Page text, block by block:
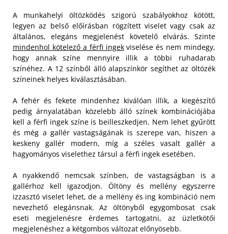
A munkahelyi öltözködés szigorú szabályokhoz kötött,
legyen az belső előírásban rögzített viselet vagy csak az
általános, elegáns megjelenést követelő elvárás. Szinte
mindenhol kötelező a férfi ingekviselése és nem mindegy,
hogy annak színe mennyire illik a többi ruhadarab
színéhez. A 12 színből álló alapszínkör segíthet az öltözék
színeinek helyes kiválasztásában.
A fehér és fekete mindenhez kiválóan illik, a kiegészítő
pedig árnyalatában közelebb álló színek kombinációjába
kell a férfi ingek színe is beilleszkedjen. Nem lehet gyűrött
és még a gallér vastagságának is szerepe van, hiszen a
keskeny gallér modern, míg a széles vasalt gallér a
hagyományos viselethez társul a férfi ingek esetében.
A nyakkendő nemcsak színben, de vastagságban is a
gallérhoz kell igazodjon. Öltöny és mellény egyszerre
izzasztó viselet lehet, de a mellény és ing kombináció nem
nevezhető elegánsnak. Az öltönyből egygombosat csak
eseti megjelenésre érdemes tartogatni, az üzletkötői
megjelenéshez a kétgombos változat előnyösebb.